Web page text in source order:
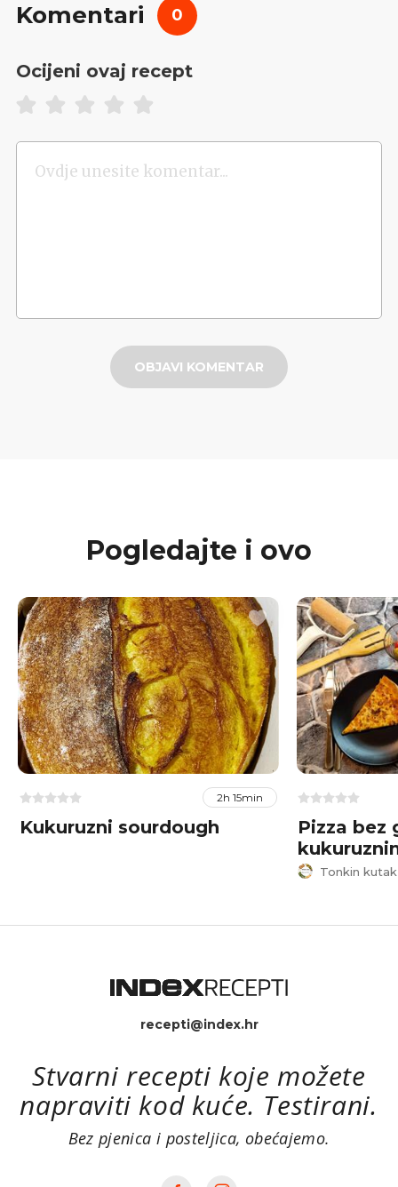
Komentari 0
Ocijeni ovaj recept
OBJAVI KOMENTAR
Pogledajte i ovo
2h 15min
Kukuruzni sourdough
Pizza bez
Tonkin
recepti@index.hr
Stvarni recepti koje možete
napraviti kod kuće. Testirani.
Bez pjenica i posteljica, obećajemo.